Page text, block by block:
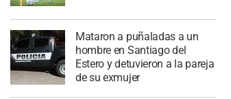
Mataron a puñaladas a un
hombre en Santiago del
Estero y detuvieron a la pareja
de su exmujer